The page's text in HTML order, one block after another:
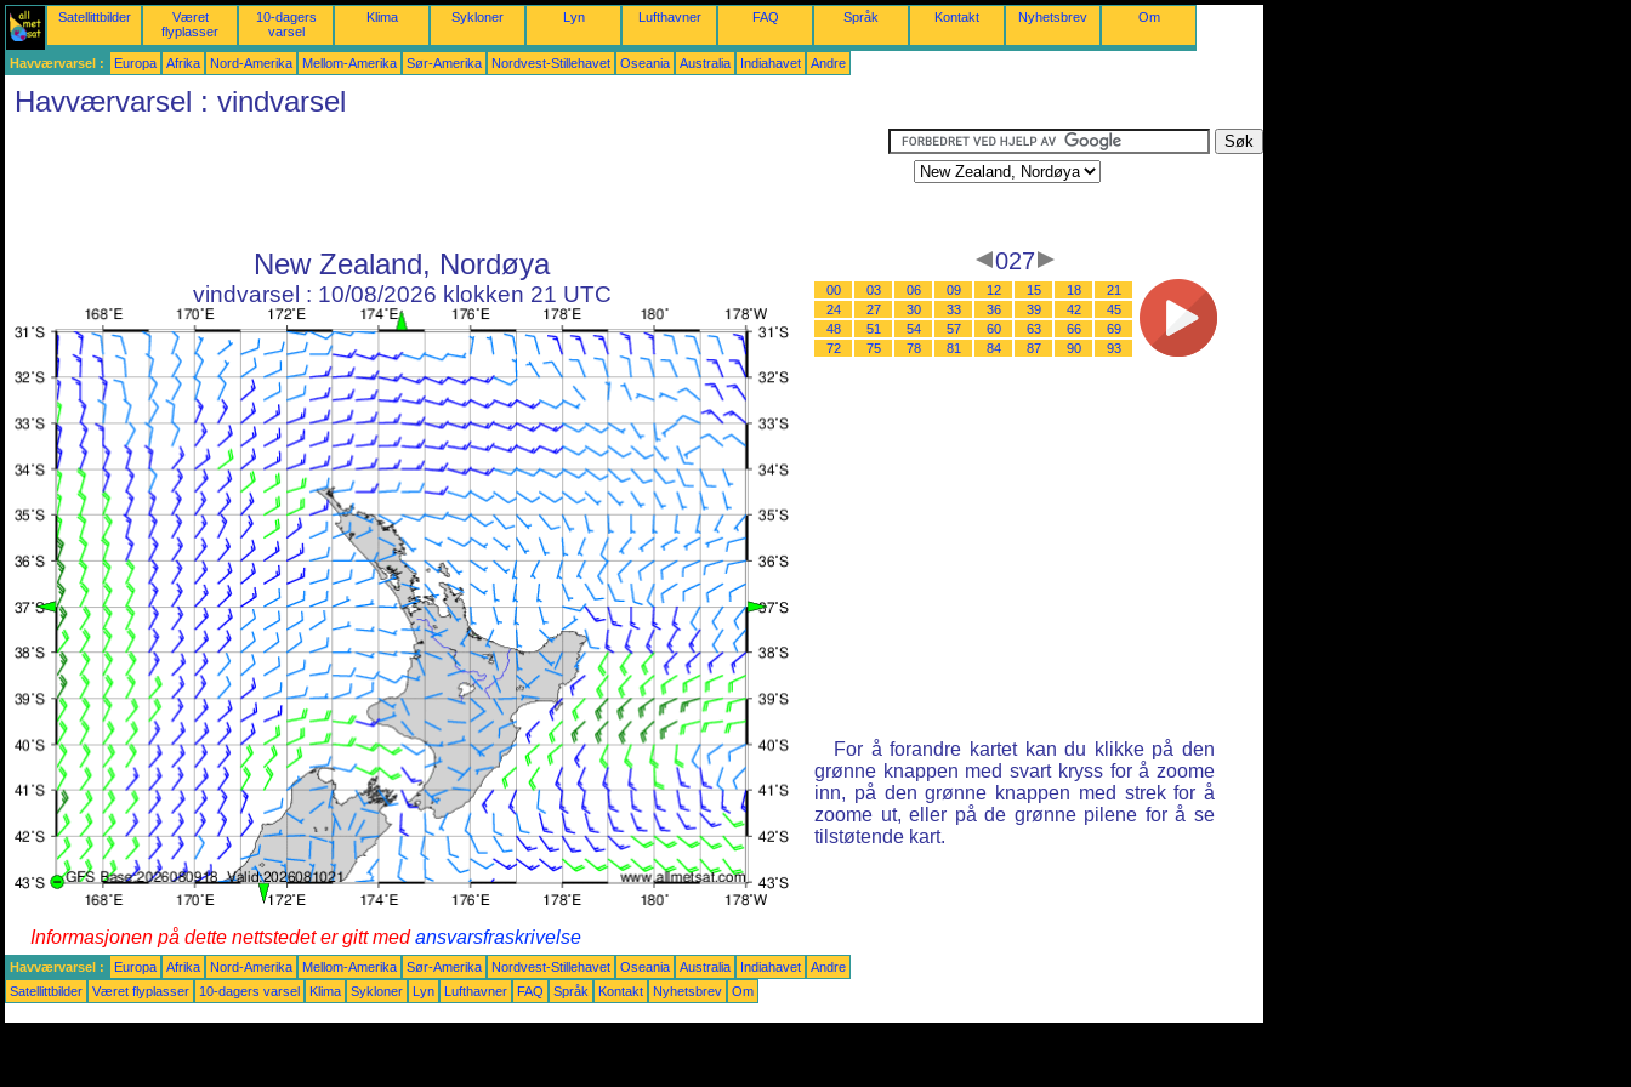
Satellittbilder
Været
flyplasser
10-dagers
varsel
Klima Sykloner Lyn Lufthavner FAQ Språk Kontakt Nyhetsbrev Om
Havværvarsel : Europa Afrika Nord-Amerika Mellom-Amerika Sør-Amerika Nordvest-Stillehavet Oseania Australia Indiahavet Andre
Havværvarsel : vindvarsel
New Zealand, Nordøya
vindvarsel : 10/08/2026 klokken 21 UTC
027
00 03 06 09 12 15 18
21
24
27 30 33 36 39 42
45
48
51 54 57 60 63 66
69
72
75 78 81 84 87 90 93
For å forandre kartet kan du klikke på den
grønne knappen med svart kryss for å zoome
inn, på den grønne knappen med strek for å
zoome ut, eller på de grønne pilene for å se
tilstøtende kart.
Informasjonen på dette nettstedet er gitt medansvarsfraskrivelse
Havværvarsel : Europa Afrika Nord-Amerika Mellom-Amerika Sør-Amerika Nordvest-Stillehavet Oseania Australia Indiahavet
Andre
Satellittbilder
Været flyplasser 10-dagers varsel Klima Sykloner Lyn Lufthavner FAQ Språk Kontakt Nyhetsbrev Om